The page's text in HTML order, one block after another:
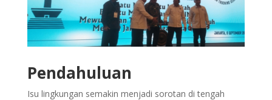
Pendahuluan
Isu lingkungan semakin menjadi sorotan di tengah